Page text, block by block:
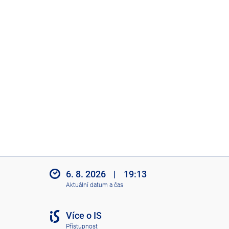
6. 8. 2026 | 19:13
Aktuální datum a čas
Více o IS
Přístupnost